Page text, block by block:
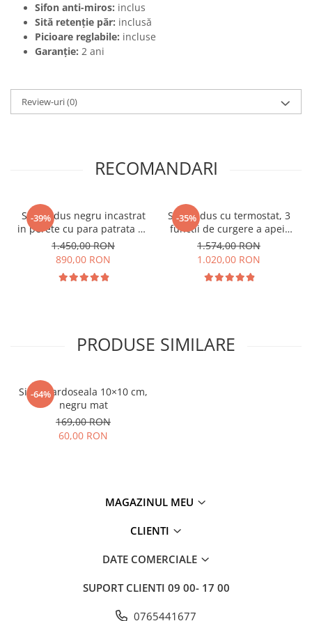
Sifon anti-miros: inclus
Sită retenție păr: inclusă
Picioare reglabile: incluse
Garanție: 2 ani
Review-uri(0)
RECOMANDARI
-39%
Set de dus negru incastrat
in perete cu para patrata 30
cm latura, cu 2 functii de
curgere a apei
1.450,00 RON
890,00 RON
-35%
Set de dus cu termostat, 3
functii de curgere a apei,
ploaie si cascada
1.574,00 RON
1.020,00 RON
PRODUSE SIMILARE
-64%
Sifon pardoseala 10×10 cm,
negru mat
169,00 RON
60,00 RON
MAGAZINUL MEU
CLIENTI
DATE COMERCIALE
SUPORT CLIENTI 09 00- 17 00
0765441677